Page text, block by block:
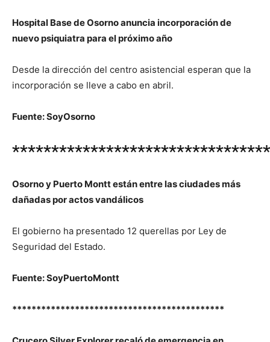
Hospital Base de Osorno anuncia incorporación de
nuevo psiquiatra para el próximo año
Desde la dirección del centro asistencial esperan que la
incorporación se lleve a cabo en abril.
Fuente: SoyOsorno
Osorno y Puerto Montt están entre las ciudades más
dañadas por actos vandálicos
El gobierno ha presentado 12 querellas por Ley de
Seguridad del Estado.
Fuente: SoyPuertoMontt
********************************************